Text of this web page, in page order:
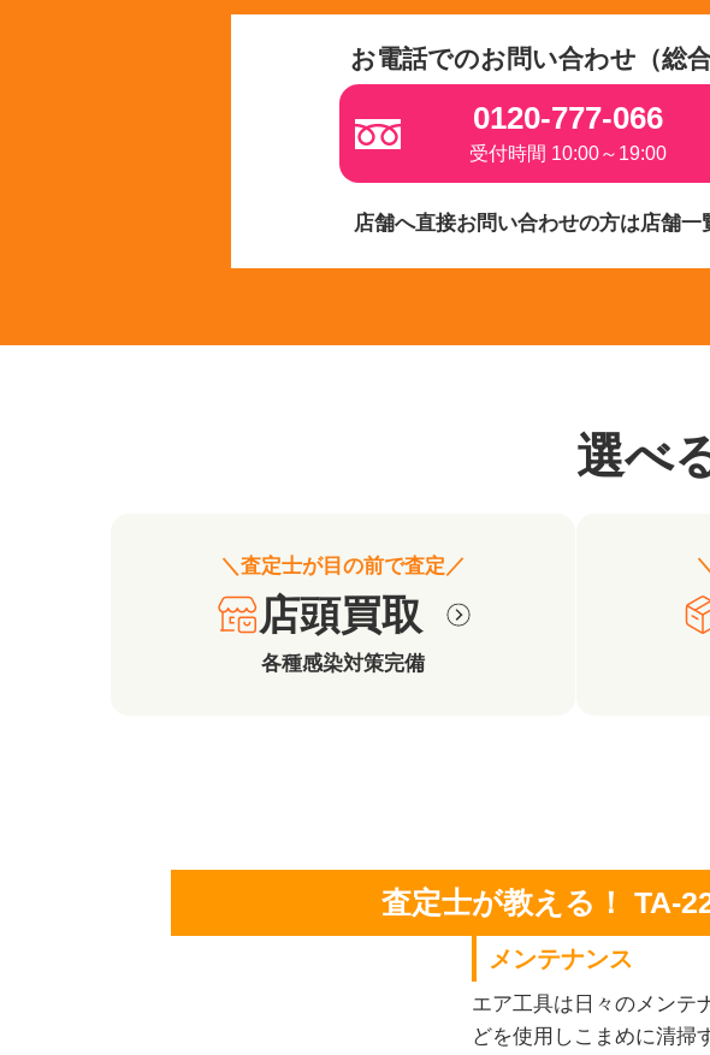
お電話でのお問い合わせ（総合
0120-777-066
受付時間 10:00～19:00
店舗へ直接お問い合わせの方は店舗一
選べ
＼査定士が目の前で査定／
店頭買取
各種感染対策完備
査定士が教える！ TA-
メンテナンス
エア工具は日々のメンテ
どを使用しこまめに清掃